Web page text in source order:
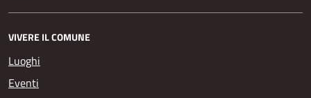
VIVERE IL COMUNE
Luoghi
Eventi